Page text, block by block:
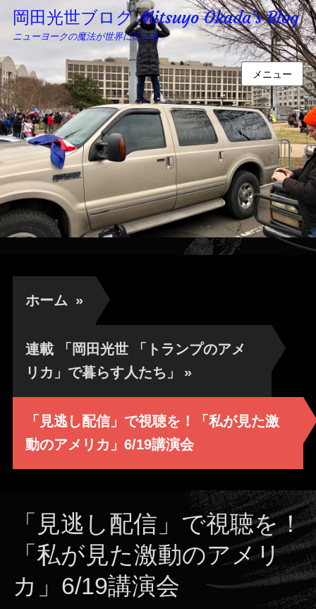
岡田光世ブログ Mitsuyo Okada's Blog
ニューヨークの魔法が世界に広がる
メニュー
ホーム »
連載 「岡田光世 「トランプのアメ
リカ」で暮らす人たち」
»
「見逃し配信」で視聴を！「私が見た激
動のアメリカ」6/19講演会
「見逃し配信」で視聴を！
「私が見た激動のアメリ
カ」6/19講演会